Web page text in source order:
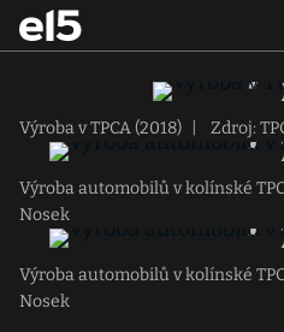
Výroba v TPCA (2018) Zdroj:
Výroba automobilů v kolínské
Nosek
Výroba automobilů v kolínské
Nosek